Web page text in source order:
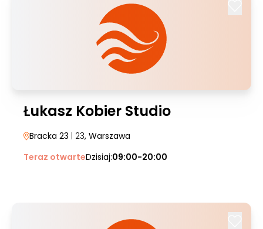
Łukasz Kobier Studio
Bracka 23 | 23, Warszawa
Teraz otwarteDzisiaj:09:00-20:00